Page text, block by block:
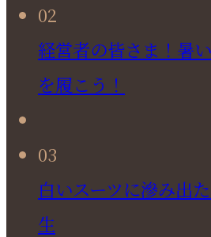
02
経営者の皆さま！暑
を履こう！
03
白いスーツに滲み出
生